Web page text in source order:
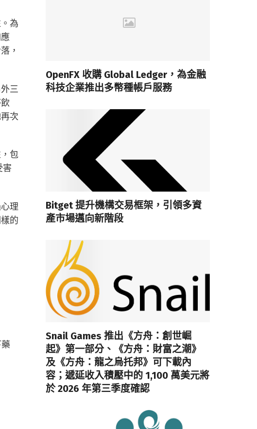
為
，
三
次
包
害
理
的
OpenFX 收購 Global Ledger，為金融
科技企業推出多幣種帳戶服務
Bitget 提升機構交易框架，引領多資
產市場邁向新階段
Snail Games 推出《方舟：創世崛
起》第一部分、《方舟：財富之潮》
及《方舟：龍之烏托邦》可下載內
容；遞延收入積壓中的 1,100 萬美元將
於 2026 年第三季度確認